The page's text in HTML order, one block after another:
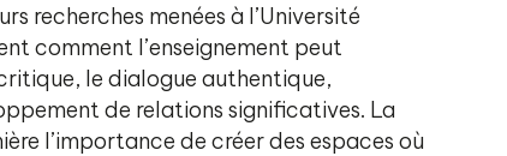
recherches menées à l’Université
comment l’enseignement peut
le dialogue authentique,
de relations significatives. La
l’importance de créer des espaces où